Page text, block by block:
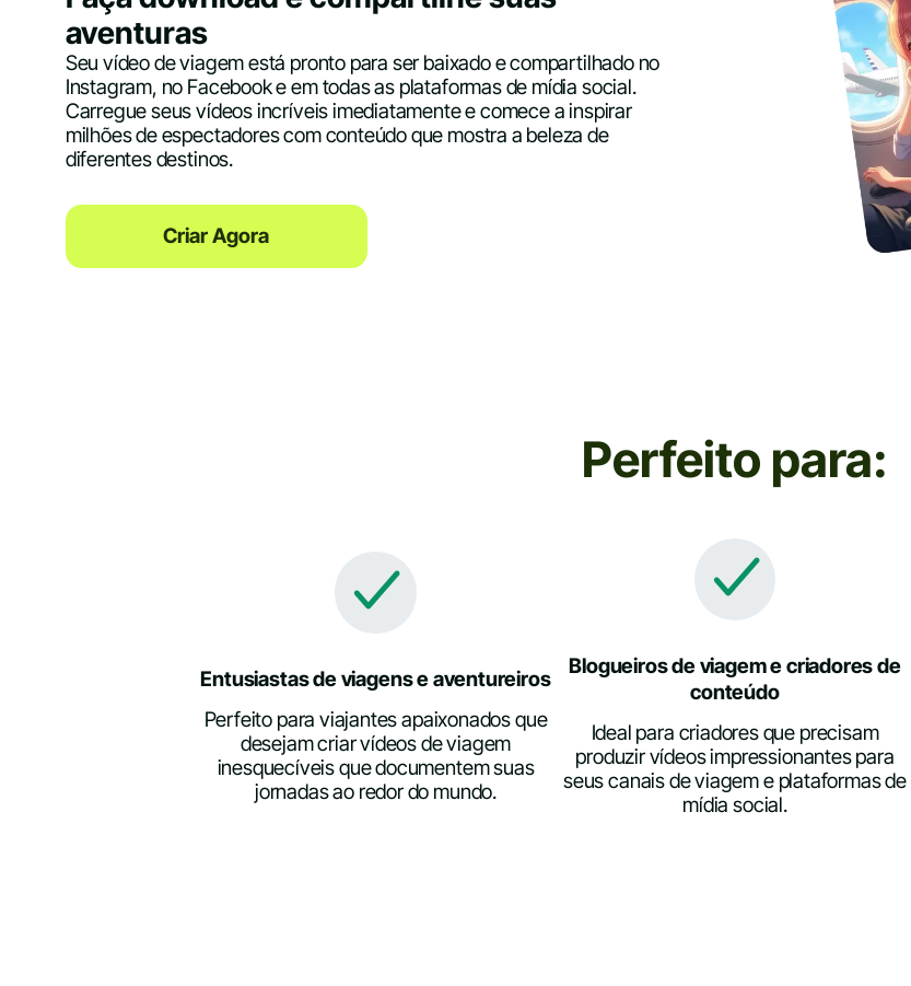
aventuras
Seu vídeo de viagem está pronto para ser baixado e compartilhado no
Instagram, no Facebook e em todas as plataformas de mídia social.
Carregue seus vídeos incríveis imediatamente e comece a inspirar
milhões de espectadores com conteúdo que mostra a beleza de
diferentes destinos.
Criar Agora
Perfeito para:
Entusiastas de viagens e aventureiros
Perfeito para viajantes apaixonados que
desejam criar vídeos de viagem
inesquecíveis que documentem suas
jornadas ao redor do mundo.
Blogueiros de viagem e criadores de
conteúdo
Ideal para criadores que precisam
produzir vídeos impressionantes para
seus canais de viagem e plataformas de
mídia social.